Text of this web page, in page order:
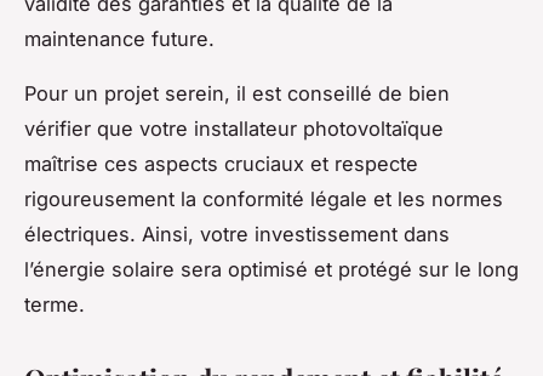
maintenance future.
Pour un projet serein, il est conseillé de bien
vérifier que votre installateur photovoltaïque
maîtrise ces aspects cruciaux et respecte
rigoureusement la conformité légale et les normes
électriques. Ainsi, votre investissement dans
l’énergie solaire sera optimisé et protégé sur le long
terme.